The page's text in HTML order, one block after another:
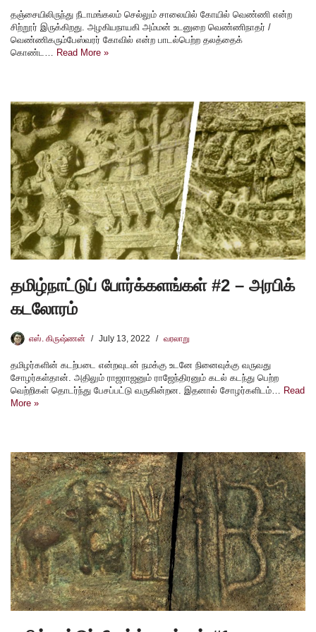
தஞ்சையிலிருந்து நீடாமங்கலம் செல்லும் சாலையில் கோயில் வெண்ணி என்ற
சிற்றூர் இருக்கிறது. அழகியநாயகி அம்மன் உடனுறை வெண்ணிநாதர் /
வெண்ணிகரும்பேஸ்வரர் கோவில் என்ற பாடல்பெற்ற தலத்தைக்
கொண்ட…
Read More »
தமிழ்நாட்டுப் போர்க்களங்கள் #2 – அரபிக்
கடலோரம்
எஸ். கிருஷ்ணன் July 13, 2022 வரலாறு
தமிழர்களின் கடற்படை என்றவுடன் நமக்கு உடனே நினைவுக்கு வருவது
சோழர்கள்தான். அதிலும் ராஜராஜனும் ராஜேந்திரனும் கடல் கடந்து பெற்ற
வெற்றிகள் தொடர்ந்து பேசப்பட்டு வருகின்றன. இதனால் சோழர்களிடம்… Read
More »